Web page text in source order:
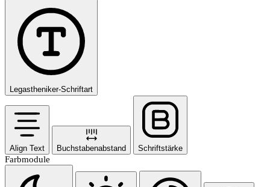
Legastheniker-Schriftart
Align Text Buchstabenabstand Schriftstärke
Farbmodule